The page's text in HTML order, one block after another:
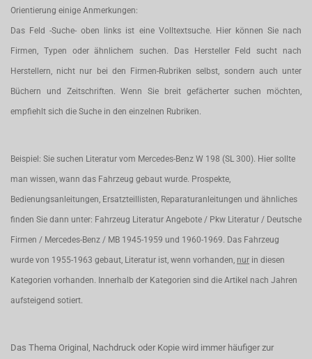
Orientierung einige Anmerkungen:
Das Feld -Suche- oben links ist eine Volltextsuche. Hier können Sie nach
Firmen, Typen oder ähnlichem suchen. Das Hersteller Feld sucht nach
Herstellern, nicht nur bei den Firmen-Rubriken selbst, sondern auch unter
Büchern und Zeitschriften. Wenn Sie breit gefächerter suchen möchten,
empfiehlt sich die Suche in den einzelnen Rubriken.
Beispiel: Sie suchen Literatur vom Mercedes-Benz W 198 (SL 300). Hier sollte
man wissen, wann das Fahrzeug gebaut wurde. Prospekte,
Bedienungsanleitungen, Ersatzteillisten, Reparaturanleitungen und ähnliches
finden Sie dann unter: Fahrzeug Literatur Angebote / Pkw Literatur / Deutsche
Firmen / Mercedes-Benz / MB 1945-1959 und 1960-1969. Das Fahrzeug
wurde von 1955-1963 gebaut, Literatur ist, wenn vorhanden, nur in diesen
Kategorien vorhanden. Innerhalb der Kategorien sind die Artikel nach Jahren
aufsteigend sotiert.
Das Thema Original, Nachdruck oder Kopie wird immer häufiger zur